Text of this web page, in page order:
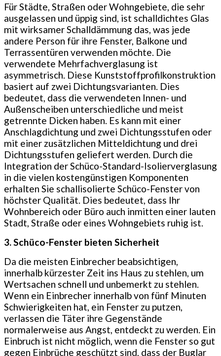
Für Städte, Straßen oder Wohngebiete, die sehr
ausgelassen und üppig sind, ist schalldichtes Glas
mit wirksamer Schalldämmung das, was jede
andere Person für ihre Fenster, Balkone und
Terrassentüren verwenden möchte. Die
verwendete Mehrfachverglasung ist
asymmetrisch. Diese Kunststoffprofilkonstruktion
basiert auf zwei Dichtungsvarianten. Dies
bedeutet, dass die verwendeten Innen- und
Außenscheiben unterschiedliche und meist
getrennte Dicken haben. Es kann mit einer
Anschlagdichtung und zwei Dichtungsstufen oder
mit einer zusätzlichen Mitteldichtung und drei
Dichtungsstufen geliefert werden. Durch die
Integration der Schüco-Standard-Isolierverglasung
in die vielen kostengünstigen Komponenten
erhalten Sie schallisolierte Schüco-Fenster von
höchster Qualität. Dies bedeutet, dass Ihr
Wohnbereich oder Büro auch inmitten einer lauten
Stadt, Straße oder eines Wohngebiets ruhig ist.
3. Schüco-Fenster bieten Sicherheit
Da die meisten Einbrecher beabsichtigen,
innerhalb kürzester Zeit ins Haus zu stehlen, um
Wertsachen schnell und unbemerkt zu stehlen.
Wenn ein Einbrecher innerhalb von fünf Minuten
Schwierigkeiten hat, ein Fenster zu putzen,
verlassen die Täter ihre Gegenstände
normalerweise aus Angst, entdeckt zu werden. Ein
Einbruch ist nicht möglich, wenn die Fenster so gut
gegen Einbrüche geschützt sind, dass der Buglar